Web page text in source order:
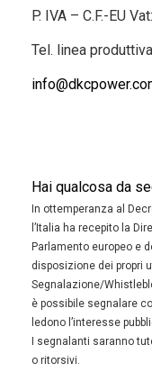
P. IVA – C.F.-EU
Tel. linea
Hai qualcosa da
In ottemperanza al
l’Italia ha recepito la
Parlamento europeo e
disposizione dei propri
Segnalazione/
è possibile segnalare
ledono l’interesse
I segnalanti saranno
o ritorsivi.